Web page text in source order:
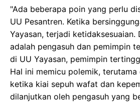
"Ada beberapa poin yang perlu
UU Pesantren. Ketika
Yayasan, terjadi ketidaksesuaian.
adalah pengasuh dan pemimpin
di UU Yayasan, pemimpin
Hal ini memicu polemik,
ketika kiai sepuh wafat dan
dilanjutkan oleh pengasuh yang